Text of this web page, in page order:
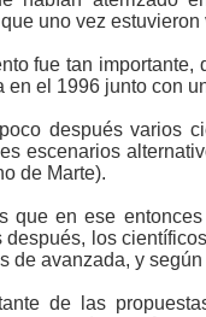
uno vez estuvieron
fue tan
en el 1996 junto con
después varios
escenarios
de Marte).
que en ese
después, los
de avanzada, y
de las